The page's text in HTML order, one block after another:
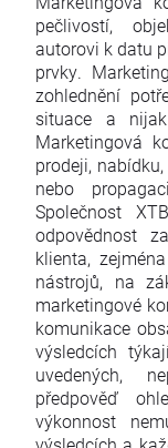
pečlivostí,
autorovi k datu
prvky.
zohlednění
situace a
Marketingová
prodeji,
nebo
Společnost
odpovědnost
klienta,
nástrojů, na
marketingové
komunikace
výsledcích
uvedených,
předpověď
výkonnost